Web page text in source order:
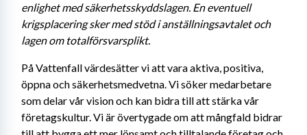
enlighet med säkerhetsskyddslagen. En eventuell
krigsplacering sker med stöd i anställningsavtalet och
lagen om totalförsvarsplikt.
På Vattenfall värdesätter vi att vara aktiva, positiva,
öppna och säkerhetsmedvetna. Vi söker medarbetare
som delar vår vision och kan bidra till att stärka vår
företagskultur. Vi är övertygade om att mångfald bidrar